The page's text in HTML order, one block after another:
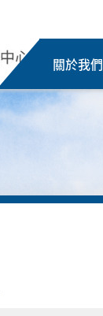
關於我們